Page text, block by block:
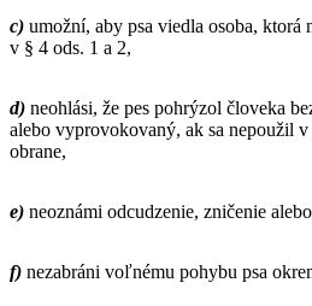
c) umožní, aby psa viedla osoba, ktorá
v § 4 ods. 1 a 2,
d) neohlási, že pes pohrýzol človeka
alebo vyprovokovaný, ak sa nepoužil
obrane,
e) neoznámi odcudzenie, zničenie
f) nezabráni voľnému pohybu psa